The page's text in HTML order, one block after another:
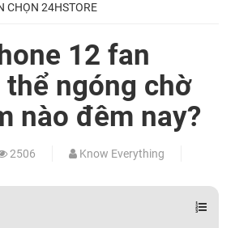
CHỌN 24HSTORE
12 fan
ngóng chờ
nào đêm nay?
2506 Know Everything